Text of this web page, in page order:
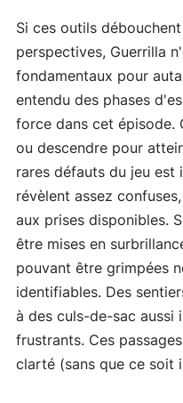
Si ces outils
perspectives, Guerrilla
fondamentaux pour
entendu des phases
force dans cet épisode.
ou descendre pour
rares défauts du jeu est
révèlent assez
aux prises disponibles.
être mises en
pouvant être grimpées
identifiables. Des
à des culs-de-sac aussi
frustrants. Ces
clarté (sans que ce soit